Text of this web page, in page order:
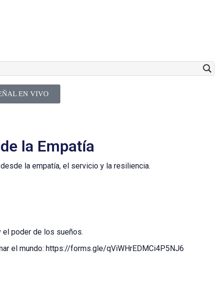
EN VIVO
la Empatía
la empatía, el servicio y la resiliencia.
el poder de los sueños.
el mundo: https://forms.gle/qViWHrEDMCi4P5NJ6